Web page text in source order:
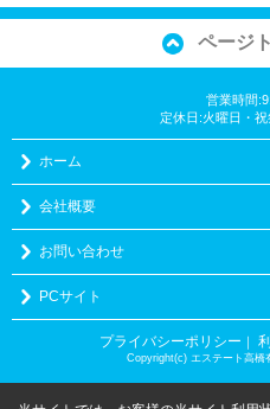
ページ
営業時間
定休日:火曜日・
ホーム
会社概要
お問い合わせ
PCサイト
プライバシーポリシー
Copyright(c) エステート高